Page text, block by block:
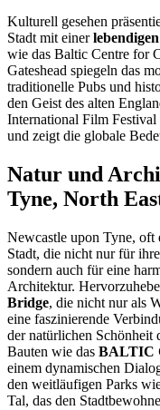
Kulturell gesehen
Stadt mit einer
wie das Baltic Centre for
Gateshead spiegeln das
traditionelle Pubs und
den Geist des alten
International Film Festival
und zeigt die globale
Natur und
Tyne, North
Newcastle upon Tyne, oft
Stadt, die nicht nur für
sondern auch für eine
Architektur.
Bridge, die nicht nur als
eine faszinierende
der natürlichen Schönheit
Bauten wie das BALTIC
einem dynamischen
den weitläufigen Parks
Tal, das den